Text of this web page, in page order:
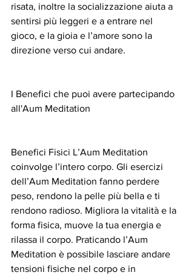
risata, inoltre la socializzazione aiuta a
sentirsi più leggeri e a entrare nel
gioco, e la gioia e l’amore sono la
direzione verso cui andare.
I Benefici che puoi avere partecipando
all'Aum Meditation
Benefici Fisici L’Aum Meditation
coinvolge l’intero corpo. Gli esercizi
dell’Aum Meditation fanno perdere
peso, rendono la pelle più bella e ti
rendono radioso. Migliora la vitalità e la
forma fisica, muove la tua energia e
rilassa il corpo. Praticando l’Aum
Meditation è possibile lasciare andare
tensioni fisiche nel corpo e in